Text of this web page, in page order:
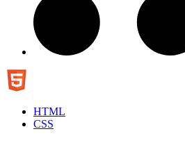
HTML
CSS